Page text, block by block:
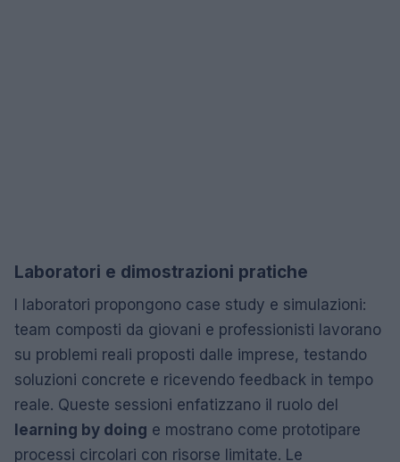
Laboratori e dimostrazioni pratiche
I laboratori propongono case study e simulazioni:
team composti da giovani e professionisti lavorano
su problemi reali proposti dalle imprese, testando
soluzioni concrete e ricevendo feedback in tempo
reale. Queste sessioni enfatizzano il ruolo del
learning by doing e mostrano come prototipare
processi circolari con risorse limitate. Le